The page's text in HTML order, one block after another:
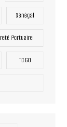
Sénégal
Portuaire
TOGO